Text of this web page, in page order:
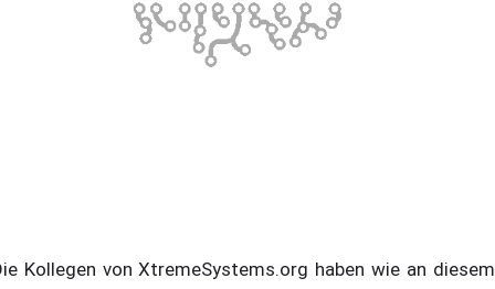
Kollegen von XtremeSystems.org haben wie an diesem